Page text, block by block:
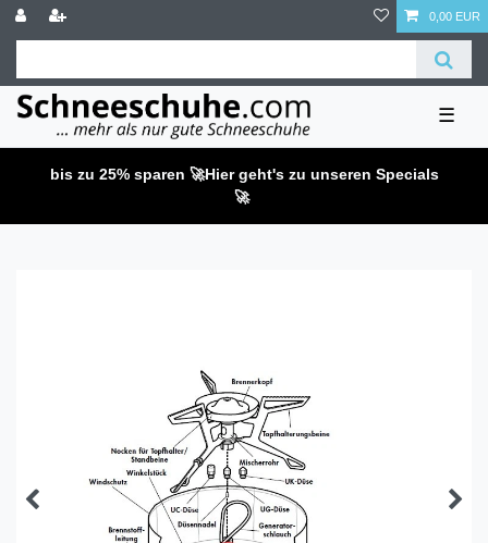
0,00 EUR
☰
bis zu 25% sparen 🚀Hier geht's zu unseren Specials
🚀